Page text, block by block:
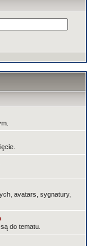
avatars, sygnatury,
do tematu.